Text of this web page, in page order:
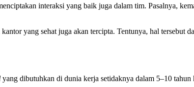
interaksi yang baik juga dalam tim. Pasalnya,
yang sehat juga akan tercipta. Tentunya, hal
yang dibutuhkan di dunia kerja setidaknya dalam 5–10 tahun